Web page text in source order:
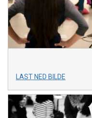
LAST NED BILDE